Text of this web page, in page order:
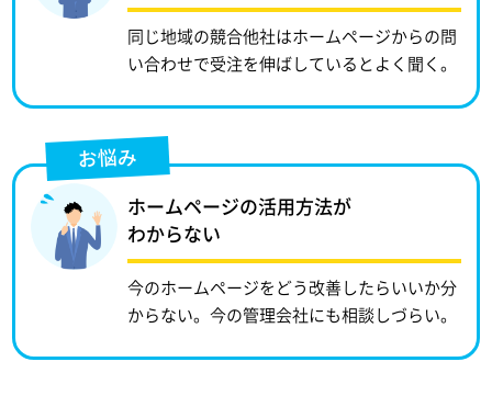
同じ地域の競合他社はホームページからの問
い合わせで受注を伸ばしているとよく聞く。
お悩み
ホームページの活用方法が
わからない
今のホームページをどう改善したらいいか分
からない。今の管理会社にも相談しづらい。